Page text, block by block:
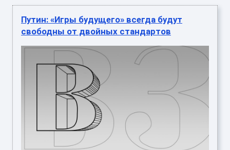
Путин: «Игры будущего» всегда будут
свободны от двойных стандартов